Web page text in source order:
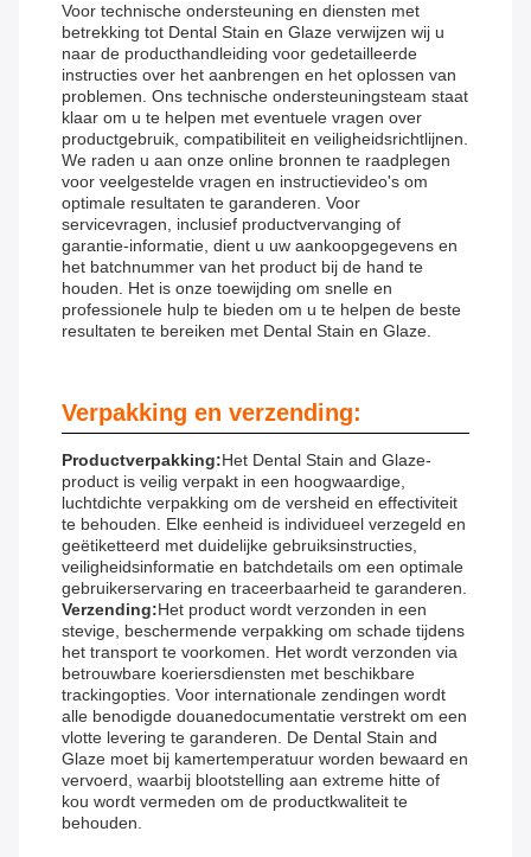
Voor technische ondersteuning en diensten met
betrekking tot Dental Stain en Glaze verwijzen wij u
naar de producthandleiding voor gedetailleerde
instructies over het aanbrengen en het oplossen van
problemen. Ons technische ondersteuningsteam staat
klaar om u te helpen met eventuele vragen over
productgebruik, compatibiliteit en veiligheidsrichtlijnen.
We raden u aan onze online bronnen te raadplegen
voor veelgestelde vragen en instructievideo's om
optimale resultaten te garanderen. Voor
servicevragen, inclusief productvervanging of
garantie-informatie, dient u uw aankoopgegevens en
het batchnummer van het product bij de hand te
houden. Het is onze toewijding om snelle en
professionele hulp te bieden om u te helpen de beste
resultaten te bereiken met Dental Stain en Glaze.
Verpakking en verzending:
Productverpakking:Het Dental Stain and Glaze-
product is veilig verpakt in een hoogwaardige,
luchtdichte verpakking om de versheid en effectiviteit
te behouden. Elke eenheid is individueel verzegeld en
geëtiketteerd met duidelijke gebruiksinstructies,
veiligheidsinformatie en batchdetails om een ​​optimale
gebruikerservaring en traceerbaarheid te garanderen.
Verzending:Het product wordt verzonden in een
stevige, beschermende verpakking om schade tijdens
het transport te voorkomen. Het wordt verzonden via
betrouwbare koeriersdiensten met beschikbare
trackingopties. Voor internationale zendingen wordt
alle benodigde douanedocumentatie verstrekt om een
​​vlotte levering te garanderen. De Dental Stain and
Glaze moet bij kamertemperatuur worden bewaard en
vervoerd, waarbij blootstelling aan extreme hitte of
kou wordt vermeden om de productkwaliteit te
behouden.